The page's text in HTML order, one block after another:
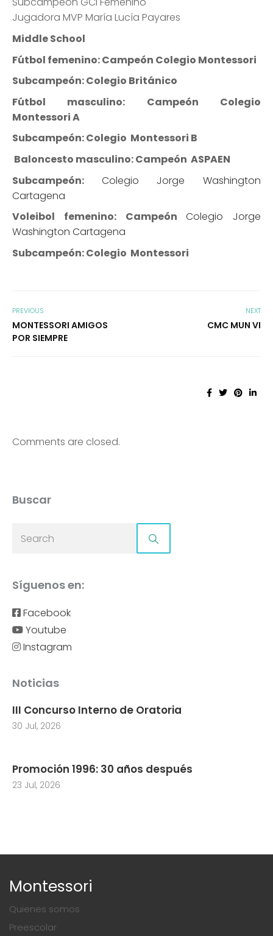
Jugadora MVP María Lucía Payares
Middle School
Fútbol femenino: Campeón Colegio Montessori
Subcampeón: Colegio Británico
Fútbol masculino: Campeón Colegio
Montessori A
Subcampeón: Colegio Montessori B
Baloncesto masculino: Campeón ASPAEN
Subcampeón: Colegio Jorge Washington
Cartagena
Voleibol femenino: CampeónColegio Jorge
Washington Cartagena
Subcampeón: Colegio Montessori
PREVIOUS
MONTESSORI AMIGOS
POR SIEMPRE
NEXT
CMC MUN VI
Comments are closed.
Buscar
Síguenos en:
Facebook
Youtube
Instagram
Noticias
III Concurso Interno de Oratoria
30 Jul, 2026
Promoción 1996: 30 años después
23 Jul, 2026
Montessori
Quienes somos
Preescolar